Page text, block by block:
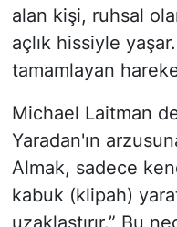
alan kişi, ruhsal
açlık hissiyle
tamamlayan
Michael Laitman
Yaradan'ın
Almak, sadece
kabuk (klipah)
uzaklaştırır.” Bu